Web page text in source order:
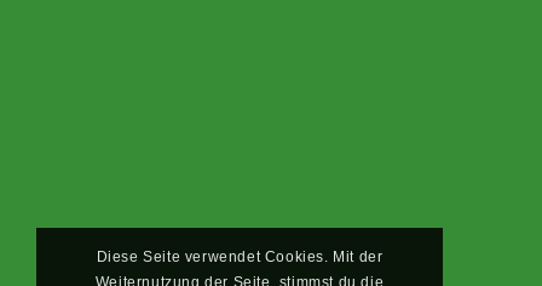
Diese Seite verwendet Cookies. Mit der